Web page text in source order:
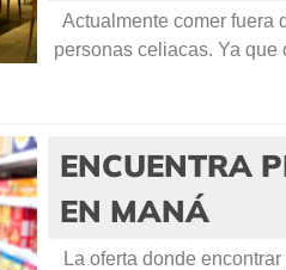
Actualmente comer fuera
personas celiacas. Ya que
ENCUENTRA
EN MANÁ
La oferta donde